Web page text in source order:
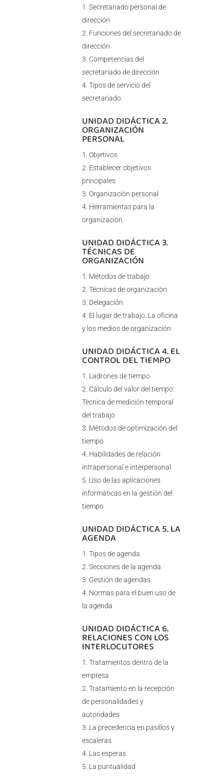
Secretariado personal de
dirección
Funciones del secretariado de
dirección
Competencias del
secretariado de dirección
Tipos de servicio del
secretariado
UNIDAD DIDÁCTICA 2.
ORGANIZACIÓN
PERSONAL
Objetivos
Establecer objetivos
principales
Organización personal
Herramientas para la
organización
UNIDAD DIDÁCTICA 3.
TÉCNICAS DE
ORGANIZACIÓN
Métodos de trabajo
Técnicas de organización
Delegación
El lugar de trabajo. La oficina
y los medios de organización
UNIDAD DIDÁCTICA 4. EL
CONTROL DEL TIEMPO
Ladrones de tiempo
Cálculo del valor del tiempo:
Técnica de medición temporal
del trabajo
Métodos de optimización del
tiempo
Habilidades de relación
intrapersonal e interpersonal
Uso de las aplicaciones
informáticas en la gestión del
tiempo
UNIDAD DIDÁCTICA 5. LA
AGENDA
Tipos de agenda
Secciones de la agenda
Gestión de agendas
Normas para el buen uso de
la agenda
UNIDAD DIDÁCTICA 6.
RELACIONES CON LOS
INTERLOCUTORES
Tratamientos dentro de la
empresa
Tratamiento en la recepción
de personalidades y
autoridades
La precedencia en pasillos y
escaleras
Las esperas
La puntualidad